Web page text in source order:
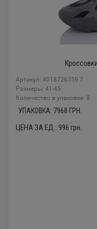
Артикул: 4018726359 7
Размеры: 41-45
Количество в упаковке: 8
УПАКОВКА: 7968 ГРН.
ЦЕНА ЗА ЕД.: 996 грн.